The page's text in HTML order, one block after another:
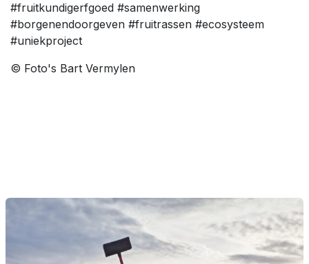
#fruitkundigerfgoed #samenwerking
#borgenendoorgeven #fruitrassen #ecosysteem
#uniekproject
© Foto's Bart Vermylen